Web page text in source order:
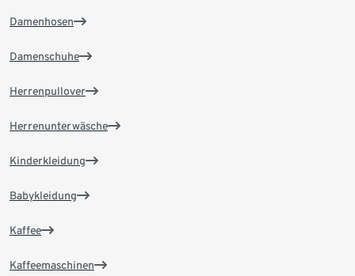
Damenhosen
Damenschuhe
Herrenpullover
Herrenunterwäsche
Kinderkleidung
Babykleidung
Kaffee
Kaffeemaschinen